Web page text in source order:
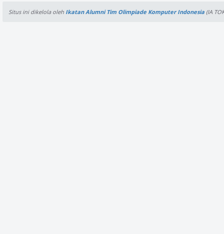
Situs ini dikelola oleh Ikatan Alumni Tim Olimpiade Komputer Indonesia (IA